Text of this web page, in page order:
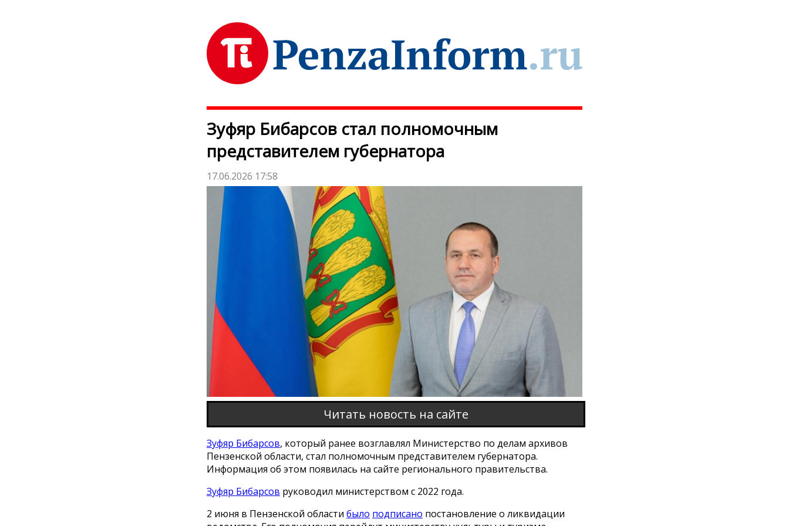
Зуфяр Бибарсов стал полномочным
представителем губернатора
17.06.2026 17:58
Читать новость на сайте
Зуфяр Бибарсов, который ранее возглавлял Министерство по делам архивов
Пензенской области, стал полномочным представителем губернатора.
Информация об этом появилась на сайте регионального правительства.
Зуфяр Бибарсов руководил министерством с 2022 года.
2 июня в Пензенской области было подписано постановление о ликвидации